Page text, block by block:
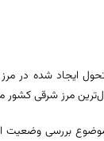
ایجاد شده در
بررسی وضعیت